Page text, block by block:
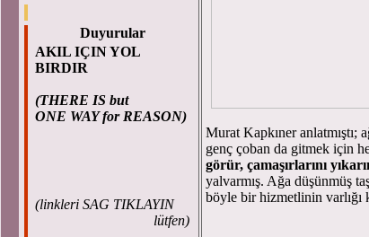
Duyurular
AKIL IÇIN YOL
BIRDIR
(THERE IS but
ONE WAY for REASON)
(linkleri SAG TIKLAYIN
lütfen)
Murat Kapkıner anlatmıştı;
genç çoban da gitmek için
görür, çamaşırlarını
yalvarmış. Ağa düşünmüş
böyle bir hizmetlinin varlığı